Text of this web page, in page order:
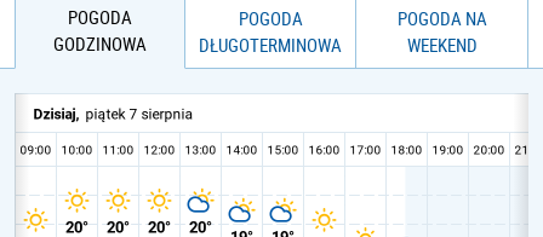
POGODA
GODZINOWA
POGODA
DŁUGOTERMINOWA
POGODA NA
WEEKEND